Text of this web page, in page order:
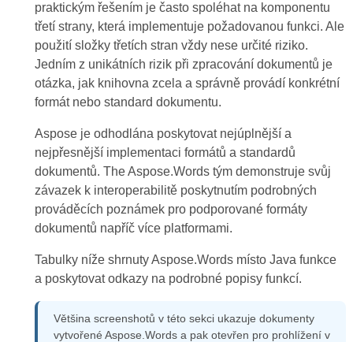
praktickým řešením je často spoléhat na komponentu
třetí strany, která implementuje požadovanou funkci. Ale
použití složky třetích stran vždy nese určité riziko.
Jedním z unikátních rizik při zpracování dokumentů je
otázka, jak knihovna zcela a správně provádí konkrétní
formát nebo standard dokumentu.
Aspose je odhodlána poskytovat nejúplnější a
nejpřesnější implementaci formátů a standardů
dokumentů. The Aspose.Words tým demonstruje svůj
závazek k interoperabilitě poskytnutím podrobných
prováděcích poznámek pro podporované formáty
dokumentů napříč více platformami.
Tabulky níže shrnuty Aspose.Words místo Java funkce
a poskytovat odkazy na podrobné popisy funkcí.
Většina screenshotů v této sekci ukazuje dokumenty
vytvořené Aspose.Words a pak otevřen pro prohlížení v